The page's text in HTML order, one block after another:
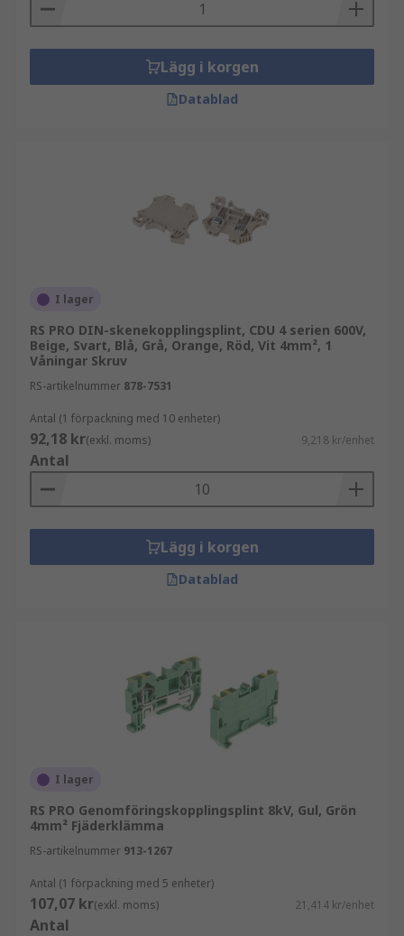
Lägg i korgen
Datablad
I lager
RS PRO DIN-skenekopplingsplint, CDU 4 serien 600V,
Beige, Svart, Blå, Grå, Orange, Röd, Vit 4mm², 1
Våningar Skruv
RS-artikelnummer 878-7531
Antal (1 förpackning med 10 enheter)
92,18 kr(exkl. moms) 9,218 kr/enhet
Antal
Lägg i korgen
Datablad
I lager
RS PRO Genomföringskopplingsplint 8kV, Gul, Grön
4mm² Fjäderklämma
RS-artikelnummer 913-1267
Antal (1 förpackning med 5 enheter)
107,07 kr(exkl. moms) 21,414 kr/enhet
Antal